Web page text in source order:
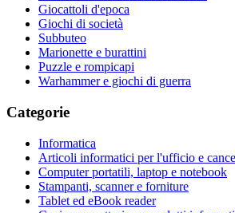
Giocattoli d'epoca
Giochi di società
Subbuteo
Marionette e burattini
Puzzle e rompicapi
Warhammer e giochi di guerra
Categorie
Informatica
Articoli informatici per l'ufficio e
Computer portatili, laptop e notebook
Stampanti, scanner e forniture
Tablet ed eBook reader